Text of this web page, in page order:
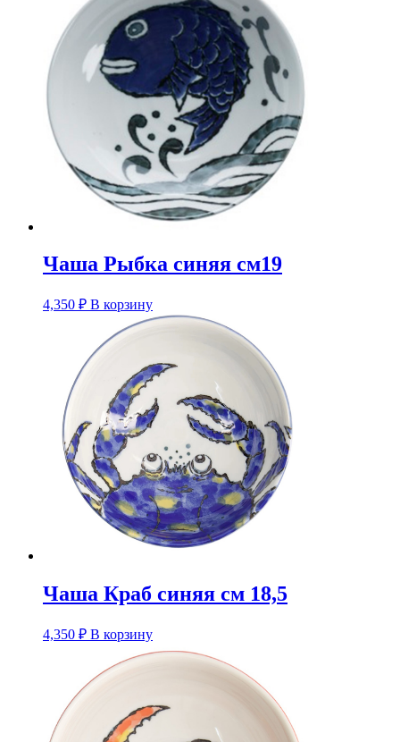
Чаша Рыбка синяя см19
4,350 ₽ В корзину
Чаша Краб синяя см 18,5
4,350 ₽ В корзину